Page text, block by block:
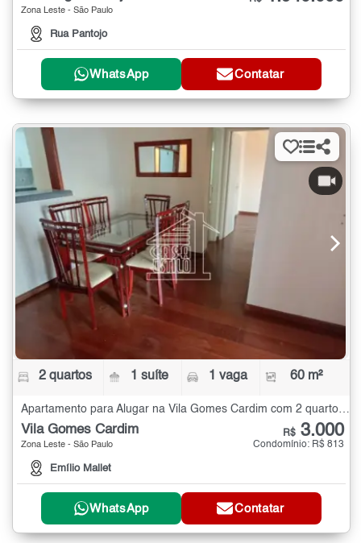
Zona Leste - São Paulo
Rua Pantojo
WhatsApp Contatar
2 quartos 1 suíte 1 vaga 60 m²
Apartamento para Alugar na Vila Gomes Cardim com 2 quartos - 60 m²
Vila Gomes Cardim
Zona Leste - São Paulo
Emílio Mallet
R$ 3.000
Condomínio: R$ 813
WhatsApp Contatar